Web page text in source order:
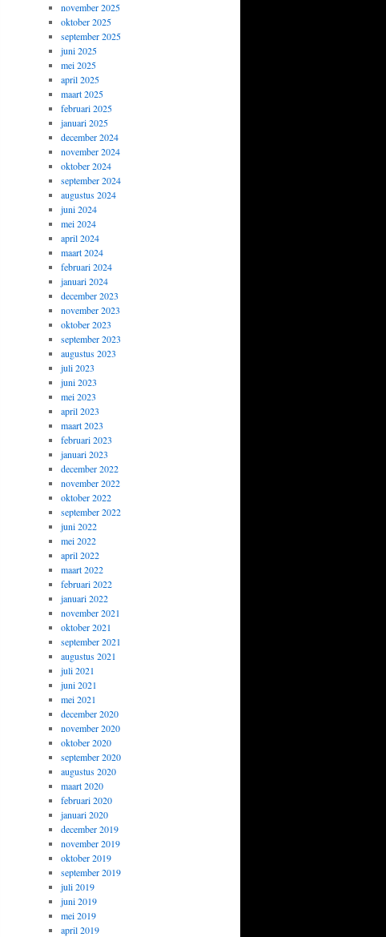
november 2025
oktober 2025
september 2025
juni 2025
mei 2025
april 2025
maart 2025
februari 2025
januari 2025
december 2024
november 2024
oktober 2024
september 2024
augustus 2024
juni 2024
mei 2024
april 2024
maart 2024
februari 2024
januari 2024
december 2023
november 2023
oktober 2023
september 2023
augustus 2023
juli 2023
juni 2023
mei 2023
april 2023
maart 2023
februari 2023
januari 2023
december 2022
november 2022
oktober 2022
september 2022
juni 2022
mei 2022
april 2022
maart 2022
februari 2022
januari 2022
november 2021
oktober 2021
september 2021
augustus 2021
juli 2021
juni 2021
mei 2021
december 2020
november 2020
oktober 2020
september 2020
augustus 2020
maart 2020
februari 2020
januari 2020
december 2019
november 2019
oktober 2019
september 2019
juli 2019
juni 2019
mei 2019
april 2019